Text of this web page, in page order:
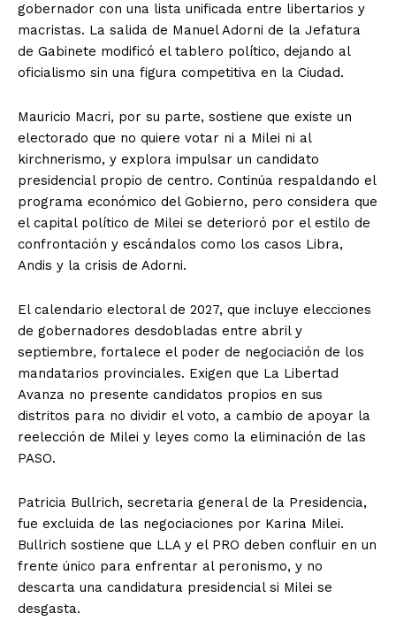
gobernador con una lista unificada entre libertarios y
macristas. La salida de Manuel Adorni de la Jefatura
de Gabinete modificó el tablero político, dejando al
oficialismo sin una figura competitiva en la Ciudad.
Mauricio Macri, por su parte, sostiene que existe un
electorado que no quiere votar ni a Milei ni al
kirchnerismo, y explora impulsar un candidato
presidencial propio de centro. Continúa respaldando el
programa económico del Gobierno, pero considera que
el capital político de Milei se deterioró por el estilo de
confrontación y escándalos como los casos Libra,
Andis y la crisis de Adorni.
El calendario electoral de 2027, que incluye elecciones
de gobernadores desdobladas entre abril y
septiembre, fortalece el poder de negociación de los
mandatarios provinciales. Exigen que La Libertad
Avanza no presente candidatos propios en sus
distritos para no dividir el voto, a cambio de apoyar la
reelección de Milei y leyes como la eliminación de las
PASO.
Patricia Bullrich, secretaria general de la Presidencia,
fue excluida de las negociaciones por Karina Milei.
Bullrich sostiene que LLA y el PRO deben confluir en un
frente único para enfrentar al peronismo, y no
descarta una candidatura presidencial si Milei se
desgasta.